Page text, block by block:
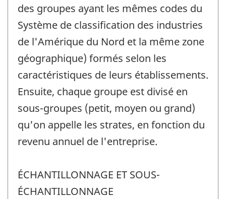
des groupes ayant les mêmes codes du
Système de classification des industries
de l'Amérique du Nord et la même zone
géographique) formés selon les
caractéristiques de leurs établissements.
Ensuite, chaque groupe est divisé en
sous-groupes (petit, moyen ou grand)
qu'on appelle les strates, en fonction du
revenu annuel de l'entreprise.
ÉCHANTILLONNAGE ET SOUS-
ÉCHANTILLONNAGE